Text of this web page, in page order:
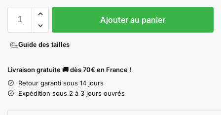
Ajouter au panier
Guide des tailles
Livraison gratuite 🚚 dès 70€ en France !
Retour garanti sous 14 jours
Expédition sous 2 à 3 jours ouvrés